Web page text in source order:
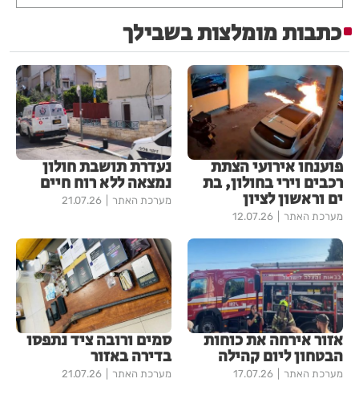
כתבות מומלצות בשבילך
פוענחו אירועי הצתת
רכבים וירי בחולון, בת
ים וראשון לציון
מערכת האתר 12.07.26
נעדרת תושבת חולון
נמצאה ללא רוח חיים
מערכת האתר 21.07.26
אזור אירחה את כוחות
הבטחון ליום קהילה
מערכת האתר 17.07.26
סמים ורובה ציד נתפסו
בדירה באזור
מערכת האתר 21.07.26